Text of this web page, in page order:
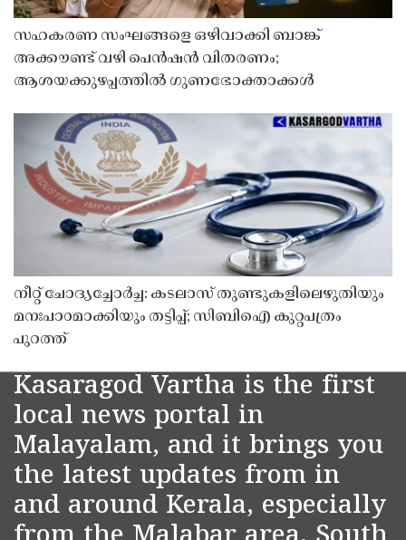
സഹകരണ സംഘങ്ങളെ ഒഴിവാക്കി ബാങ്ക്
അക്കൗണ്ട് വഴി പെൻഷൻ വിതരണം;
ആശയക്കുഴപ്പത്തിൽ ഗുണഭോക്താക്കൾ
നീറ്റ് ചോദ്യച്ചോർച്ച: കടലാസ് തുണ്ടുകളിലെഴുതിയും
മനഃപാഠമാക്കിയും തട്ടിപ്പ്; സിബിഐ കുറ്റപത്രം
പുറത്ത്
Kasaragod Vartha is the first
local news portal in
Malayalam, and it brings you
the latest updates from in
and around Kerala, especially